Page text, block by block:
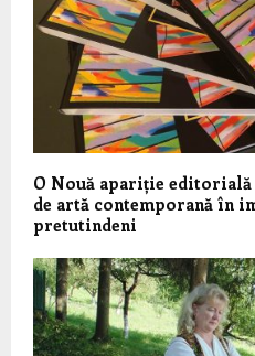
O Nouă apariție
de artă contemporană în
pretutindeni